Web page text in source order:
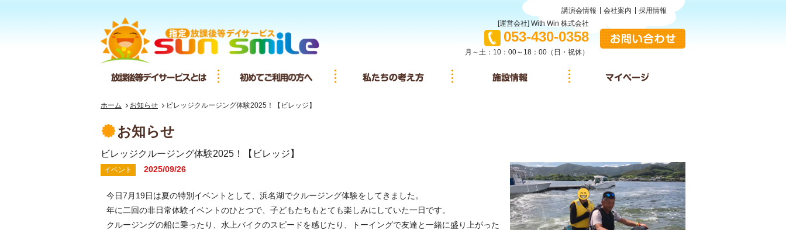
[運営会社] With Win 株式会社
TEL:
053-430-0358
月～土：10：00～18：00（日・祝休）
放課後等デイサービスとは 初めてご利用の方へ 私たちの考え方 施設情報
講演会情報 会社案内 採用情報
ホーム お知らせ ビレッジクルージング体験2025！【ビレッジ】
お知らせ
ビレッジクルージング体験2025！【ビレッジ】
イベント 2025/09/26
今日7月19日は夏の特別イベントとして、浜名湖でクルージング体験をしてきました。
年に二回の非日常体験イベントのひとつで、子どもたちもとても楽しみにしていた一日です。
クルージングの船に乗ったり、水上バイクのスピードを感じたり、トーイングで友達と一緒に盛り上がった